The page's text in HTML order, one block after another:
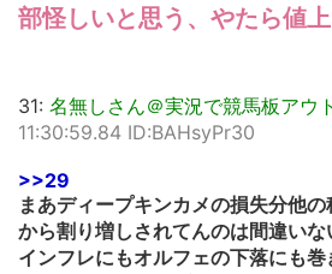
部怪しいと思う、やたら値
31: 名無しさん＠実況で競馬板アウト
11:30:59.84 ID:BAHsyPr30
>>29
まあディープキンカメの損失分他
から割り増しされてんのは間違いな
インフレにもオルフェの下落にも